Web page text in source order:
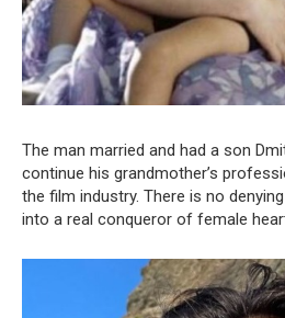
The man married and had a son
continue his grandmother’s
the film industry. There is no
into a real conqueror of female